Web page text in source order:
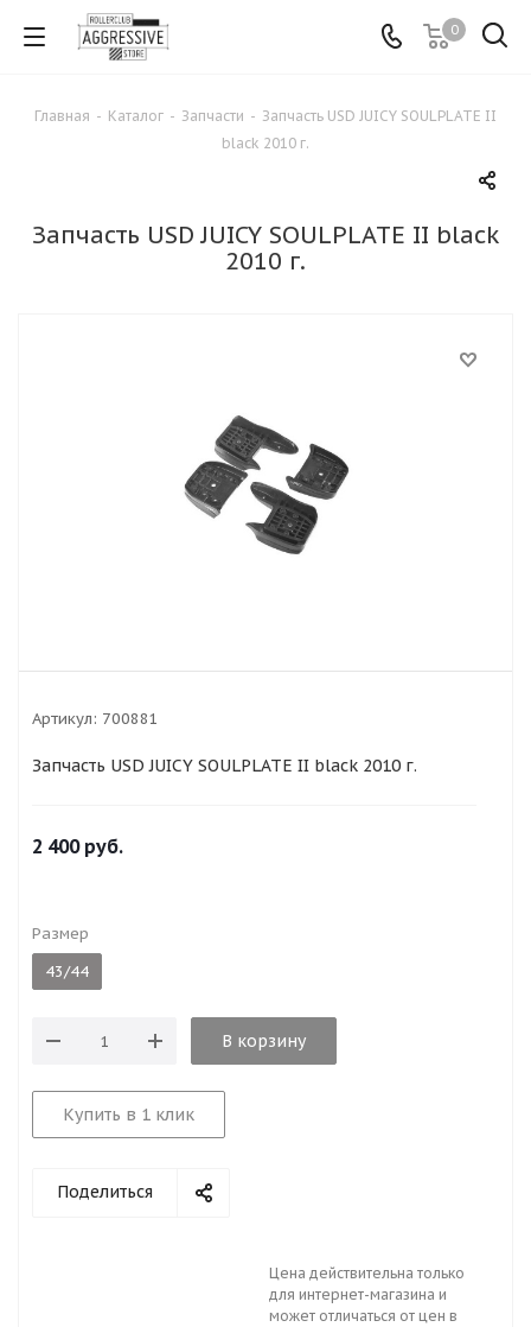
0
Главная - Каталог - Запчасти - Запчасть USD JUICY SOULPLATE II
black 2010 г.
Запчасть USD JUICY SOULPLATE II black
2010 г.
Артикул: 700881
Запчасть USD JUICY SOULPLATE II black 2010 г.
2 400руб.
Размер
43/44
В корзину
Купить в 1 клик
Поделиться
Цена действительна только
для интернет-магазина и
может отличаться от цен в